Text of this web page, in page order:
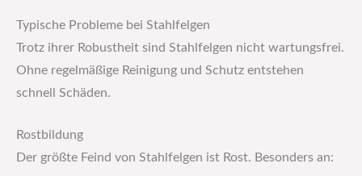
Typische Probleme bei Stahlfelgen
Trotz ihrer Robustheit sind Stahlfelgen nicht wartungsfrei.
Ohne regelmäßige Reinigung und Schutz entstehen
schnell Schäden.
Rostbildung
Der größte Feind von Stahlfelgen ist Rost. Besonders an: